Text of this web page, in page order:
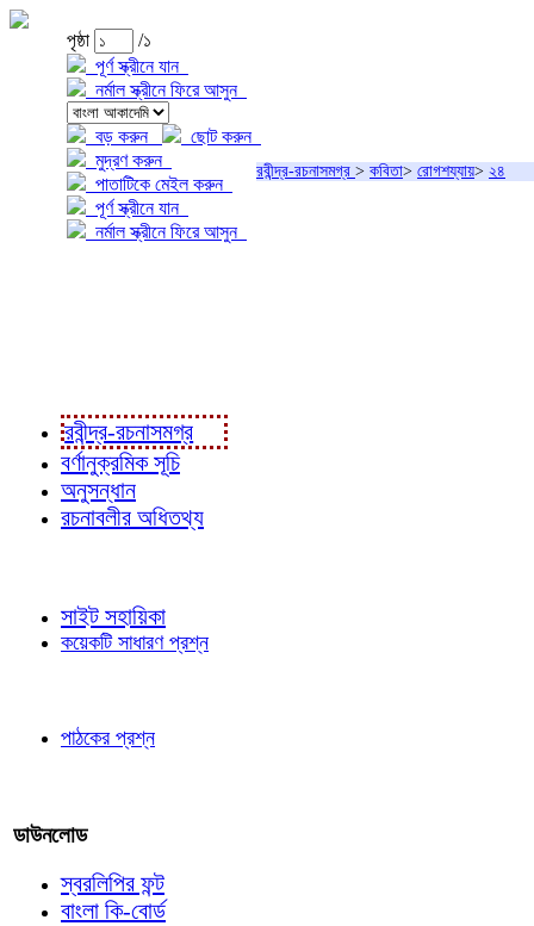
পৃষ্ঠা
/১
পূর্ণ স্ক্রীনে যান
নর্মাল স্ক্রীনে ফিরে আসুন
বড় করুন
ছোট করুন
মুদ্রণ করুন
পাতাটিকে মেইল করুন
পূর্ণ স্ক্রীনে যান
নর্মাল স্ক্রীনে ফিরে আসুন
রবীন্দ্র-রচনাসমগ্র > কবিতা> রোগশয্যায়> ২৪
রবীন্দ্র-রচনাসমগ্র
বর্ণানুক্রমিক সূচি
অনুসন্ধান
রচনাবলীর অধিতথ্য
সাইট সহায়িকা
কয়েকটি সাধারণ প্রশ্ন
পাঠকের প্রশ্ন
ডাউনলোড
স্বরলিপির ফন্ট
বাংলা কি-বোর্ড